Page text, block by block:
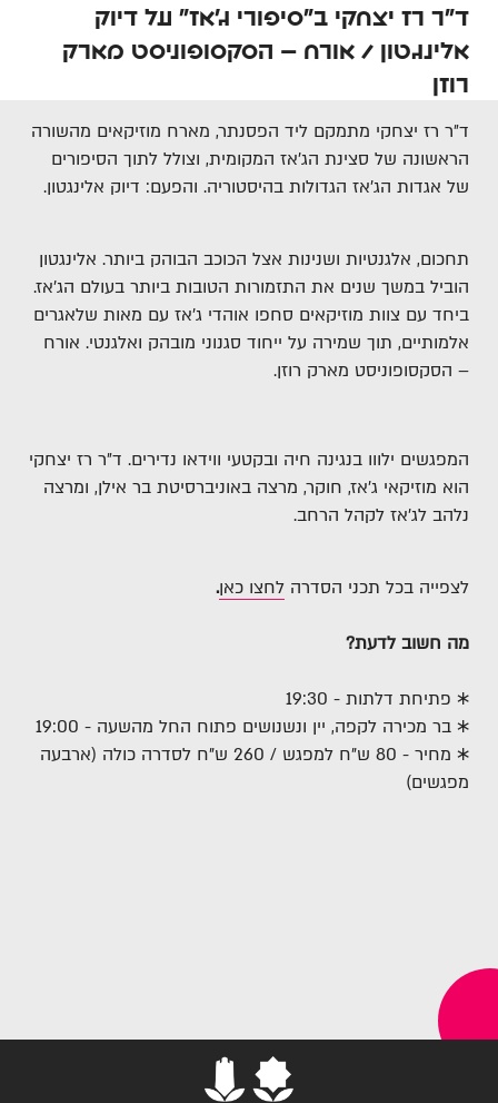
ד״ר רז יצחקי ב״סיפורי ג׳אז״ על דיוק
אלינגטון / אורח – הסקסופוניסט מארק
רוזן
ד״ר רז יצחקי מתמקם ליד הפסנתר, מארח מוזיקאים מהשורה
הראשונה של סצינת הג׳אז המקומית, וצולל לתוך הסיפורים
של אגדות הג׳אז הגדולות בהיסטוריה. והפעם: דיוק אלינגטון.
תחכום, אלגנטיות ושנינות אצל הכוכב הבוהק ביותר. אלינגטון
הוביל במשך שנים את התזמורות הטובות ביותר בעולם הג'אז.
ביחד עם צוות מוזיקאים סחפו אוהדי ג'אז עם מאות שלאגרים
אלמותיים, תוך שמירה על ייחוד סגנוני מובהק ואלגנטי. אורח
– הסקסופוניסט מארק רוזן.
המפגשים ילווו בנגינה חיה ובקטעי ווידאו נדירים. ד״ר רז יצחקי
הוא מוזיקאי ג'אז, חוקר, מרצה באוניברסיטת בר אילן, ומרצה
נלהב לג'אז לקהל הרחב.
לצפייה בכל תכני הסדרה לחצו כאן.
מה חשוב לדעת?
✱ פתיחת דלתות - 19:30
✱ בר מכירה לקפה, יין ונשנושים פתוח החל מהשעה - 19:00
✱ מחיר - 80 ש"ח למפגש / 260 ש"ח לסדרה כולה (ארבעה
מפגשים)